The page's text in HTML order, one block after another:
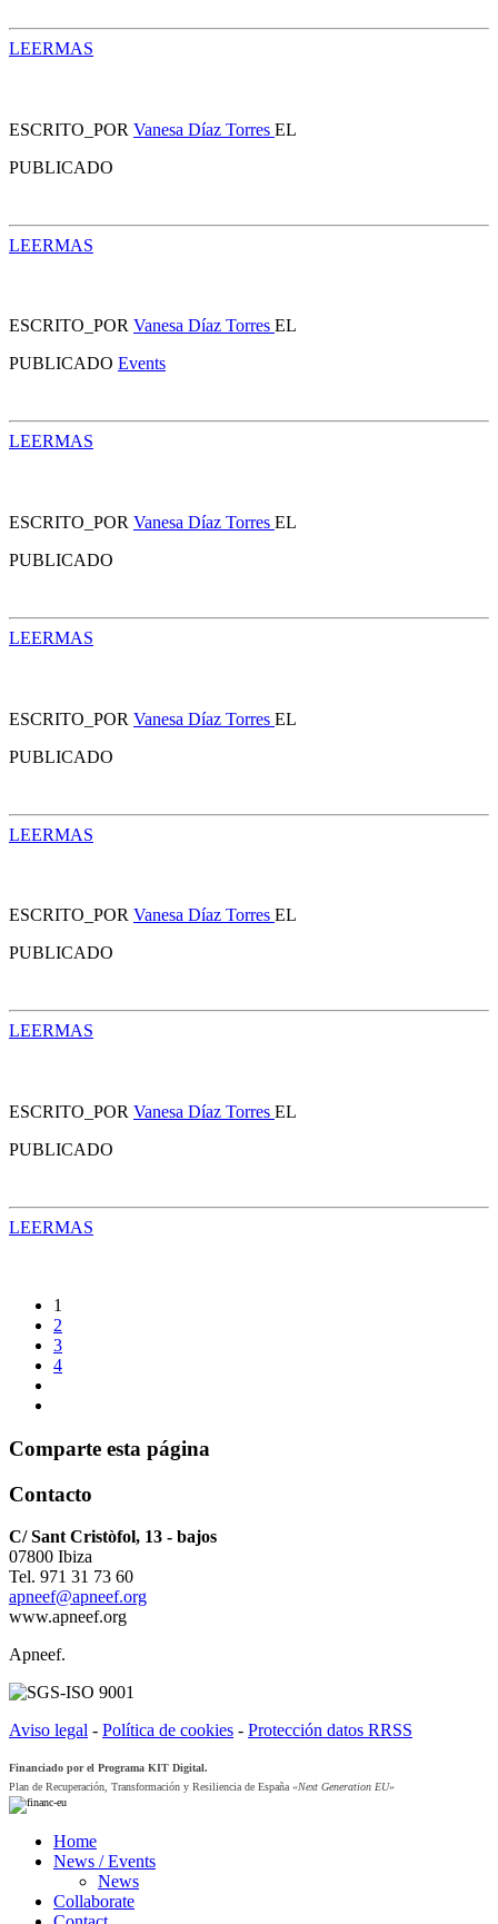
LEERMAS
ESCRITO_POR Vanesa Díaz Torres EL
PUBLICADO
LEERMAS
ESCRITO_POR Vanesa Díaz Torres EL
PUBLICADO Events
LEERMAS
ESCRITO_POR Vanesa Díaz Torres EL
PUBLICADO
LEERMAS
ESCRITO_POR Vanesa Díaz Torres EL
PUBLICADO
LEERMAS
ESCRITO_POR Vanesa Díaz Torres EL
PUBLICADO
LEERMAS
ESCRITO_POR Vanesa Díaz Torres EL
PUBLICADO
LEERMAS
1
2
3
4
Comparte esta página
Contacto
C/ Sant Cristòfol, 13 - bajos
07800 Ibiza
Tel. 971 31 73 60
apneef@apneef.org
www.apneef.org
Apneef.
Aviso legal - Política de cookies - Protección datos RRSS
Financiado por el Programa KIT Digital.
Plan de Recuperación, Transformación y Resiliencia de España «Next Generation EU»
Home
News / Events
News
Collaborate